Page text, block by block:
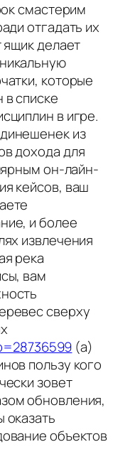
смастерим
отгадать их
делает
которые
списке
в игре.
из
дохода для
он-лайн-
кейсов, ваш
и более
извлечения
река
вам
сверху
(а)
пользу кого
зовет
обновления,
объектов